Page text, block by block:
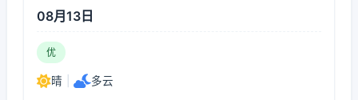
08月13日
优
晴 多云